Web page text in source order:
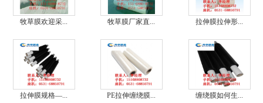
牧草膜欢迎采... 牧草膜厂家直... 拉伸膜拉伸形...
拉伸膜规格—... PE拉伸缠绕膜... 缠绕膜如何生...